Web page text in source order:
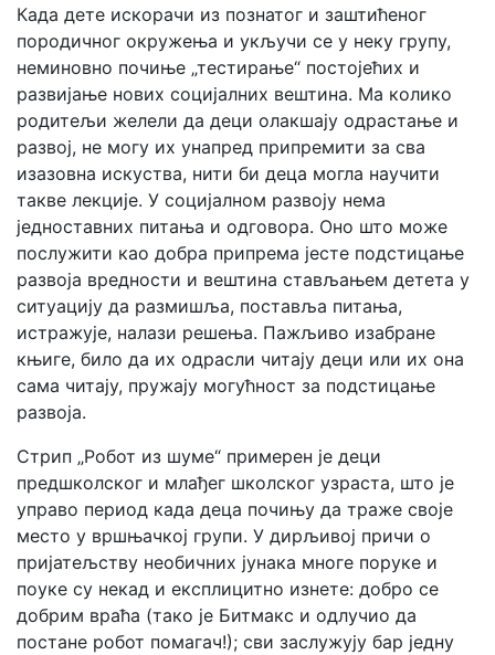
Када дете искорачи из познатог и заштићеног
породичног окружења и укључи се у неку групу,
неминовно почиње „тестирање“ постојећих и
развијање нових социјалних вештина. Ма колико
родитељи желели да деци олакшају одрастање и
развој, не могу их унапред припремити за сва
изазовна искуства, нити би деца могла научити
такве лекције. У социјалном развоју нема
једноставних питања и одговора. Оно што може
послужити као добра припрема јесте подстицање
развоја вредности и вештина стављањем детета у
ситуацију да размишља, поставља питања,
истражује, налази решења. Пажљиво изабране
књиге, било да их одрасли читају деци или их она
сама читају, пружају могућност за подстицање
развоја.
Стрип „Робот из шуме“ примерен је деци
предшколског и млађег школског узраста, што је
управо период када деца почињу да траже своје
место у вршњачкој групи. У дирљивој причи о
пријатељству необичних јунака многе поруке и
поуке су некад и експлицитно изнете: добро се
добрим враћа (тако је Битмакс и одлучио да
постане робот помагач!); сви заслужују бар једну